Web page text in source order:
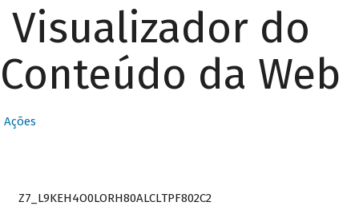
Visualizador do
Conteúdo da Web
Ações
Z7_L9KEH4O0LORH80ALCLTPF802C2